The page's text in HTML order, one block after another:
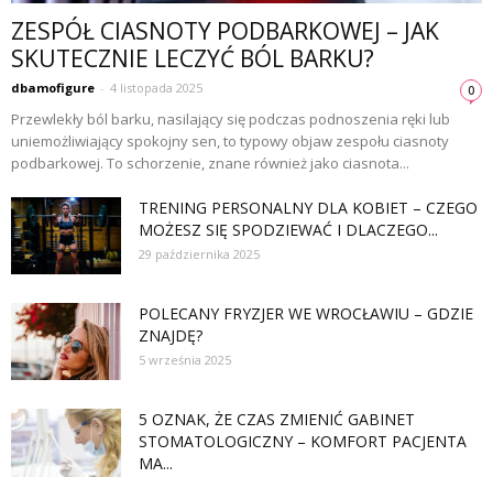
ZESPÓŁ CIASNOTY PODBARKOWEJ – JAK
SKUTECZNIE LECZYĆ BÓL BARKU?
dbamofigure - 4 listopada 2025 0
Przewlekły ból barku, nasilający się podczas podnoszenia ręki lub
uniemożliwiający spokojny sen, to typowy objaw zespołu ciasnoty
podbarkowej. To schorzenie, znane również jako ciasnota...
TRENING PERSONALNY DLA KOBIET – CZEGO
MOŻESZ SIĘ SPODZIEWAĆ I DLACZEGO...
29 października 2025
POLECANY FRYZJER WE WROCŁAWIU – GDZIE
ZNAJDĘ?
5 września 2025
5 OZNAK, ŻE CZAS ZMIENIĆ GABINET
STOMATOLOGICZNY – KOMFORT PACJENTA
MA...